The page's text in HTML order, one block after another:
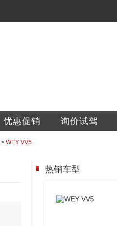
优惠促销 询价试驾
> WEY VV5
热销车型